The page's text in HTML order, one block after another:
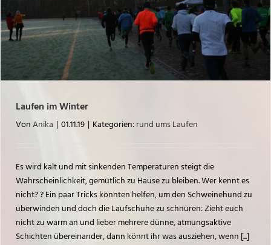
Laufen im Winter
VonAnika | 01.11.19 | Kategorien:rund ums Laufen
Es wird kalt und mit sinkenden Temperaturen steigt die
Wahrscheinlichkeit, gemütlich zu Hause zu bleiben. Wer kennt es
nicht? ? Ein paar Tricks könnten helfen, um den Schweinehund zu
überwinden und doch die Laufschuhe zu schnüren: Zieht euch
nicht zu warm an und lieber mehrere dünne, atmungsaktive
Schichten übereinander, dann könnt ihr was ausziehen, wenn [...]